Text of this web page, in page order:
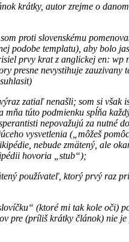
krátky, autor zrejme o
proti slovenskému
podobe templatu), aby bolo
prvy krat z anglickej en: wp
presne nevystihuje
zatiaľ nenašli; som si však
túto podmienku spĺňa
nepovažujú za nutné
vysvetlenia („môžeš
nebude zmätený, ale
hovoria „stub“);
používateľ, ktorý prvý raz
(ktoré mi tak kole oči)
pre (príliš krátky článok) nie